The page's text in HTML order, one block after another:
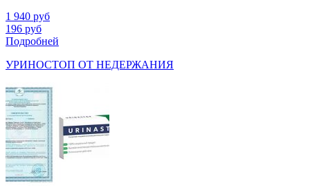
1 940 руб
196 руб
Подробней
УРИНОСТОП ОТ НЕДЕРЖАНИЯ